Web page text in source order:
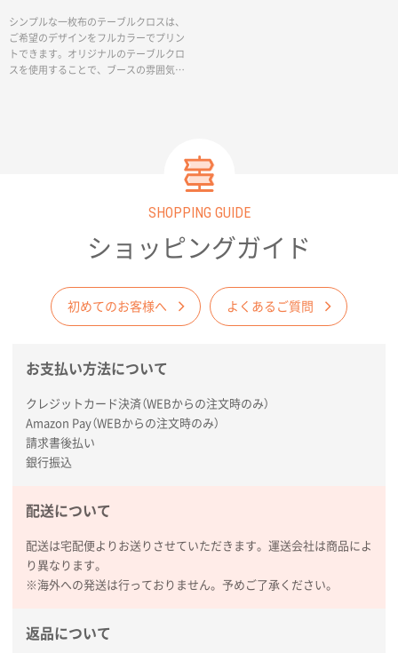
シンプルな一枚布のテーブルクロスは、
ご希望のデザインをフルカラーでプリン
トできます。オリジナルのテーブルクロ
スを使用することで、ブースの雰囲気を
SHOPPING GUIDE
ショッピングガイド
初めてのお客様へ よくあるご質問
お支払い方法について
クレジットカード決済（WEBからの注文時のみ）
Amazon Pay（WEBからの注文時のみ）
請求書後払い
銀行振込
配送について
配送は宅配便よりお送りさせていただきます。運送会社は商品によ
り異なります。
※海外への発送は行っておりません。予めご了承ください。
返品について